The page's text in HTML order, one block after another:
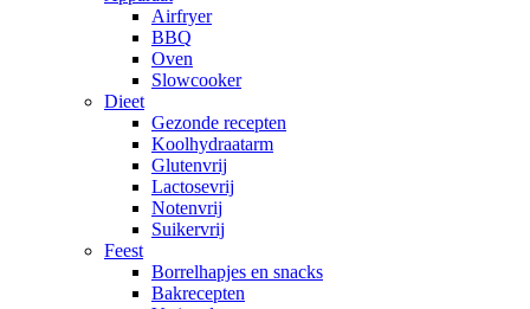
Airfryer
BBQ
Oven
Slowcooker
Dieet
Gezonde recepten
Koolhydraatarm
Glutenvrij
Lactosevrij
Notenvrij
Suikervrij
Feest
Borrelhapjes en snacks
Bakrecepten